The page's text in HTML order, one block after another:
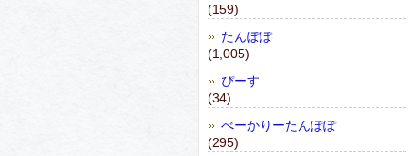
(159)
たんぽぽ
(1,005)
ぴーす
(34)
べーかりーたんぽぽ
(295)